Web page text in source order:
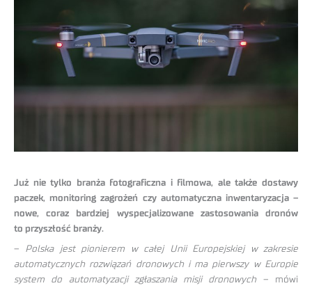
Już nie tylko branża fotograficzna i filmowa, ale także dostawy
paczek, monitoring zagrożeń czy automatyczna inwentaryzacja –
nowe, coraz bardziej wyspecjalizowane zastosowania dronów
to przyszłość branży.
– Polska jest pionierem w całej Unii Europejskiej w zakresie
automatycznych rozwiązań dronowych i ma pierwszy w Europie
system do automatyzacji zgłaszania misji dronowych – mówi